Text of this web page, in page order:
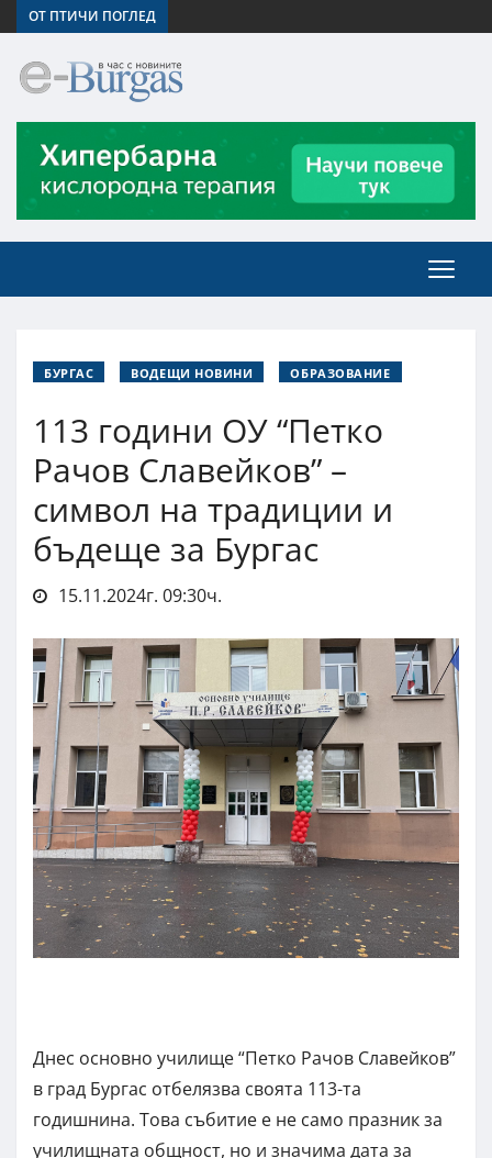
ОТ ПТИЧИ ПОГЛЕД
БУРГАС ВОДЕЩИ НОВИНИ ОБРАЗОВАНИЕ
113 години ОУ “Петко
Рачов Славейков” –
символ на традиции и
бъдеще за Бургас
15.11.2024г. 09:30ч.
Днес основно училище “Петко Рачов Славейков”
в град Бургас отбелязва своята 113-та
годишнина. Това събитие е не само празник за
училищната общност, но и значима дата за